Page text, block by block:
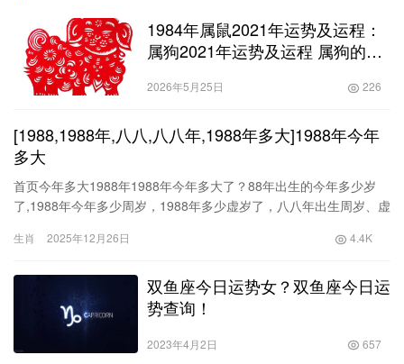
1984年属鼠2021年运势及运程：
属狗2021年运势及运程 属狗的人
2026年5月25日 226
[1988,1988年,八八,八八年,1988年多大]1988年今年
多大
首页今年多大1988年1988年今年多大了？88年出生的今年多少岁
了,1988年今年多少周岁，1988年多少虚岁了，八八年出生周岁、虚
出生于1988年01月01日-1988年12月24日；36周岁，出生于1988
生肖 2025年12月26日 4.4K
双鱼座今日运势女？双鱼座今日运
势查询！
2023年4月2日 657